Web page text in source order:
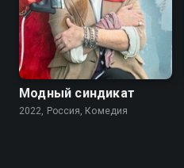
7.6
Модный синдикат
2022, Россия, Комедия